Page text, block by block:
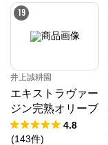
19
井上誠耕園
エキストラヴァー
ジン完熟オリーブ
オイル 180g4.8
(143件)